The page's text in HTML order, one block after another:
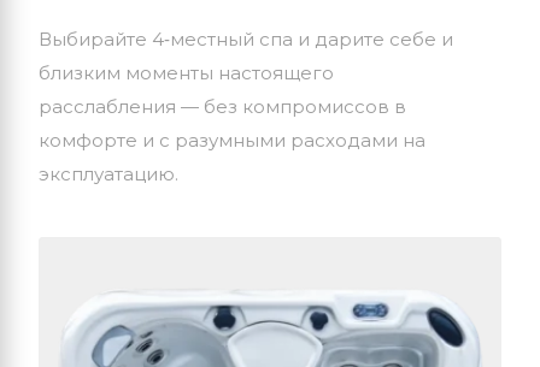
Выбирайте 4‑местный спа и дарите себе и
близким моменты настоящего
расслабления — без компромиссов в
комфорте и с разумными расходами на
эксплуатацию.